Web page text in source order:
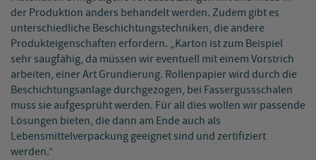
der Produktion anders behandelt werden. Zudem gibt es
unterschiedliche Beschichtungstechniken, die andere
Produkteigenschaften erfordern. „Karton ist zum Beispiel
sehr saugfähig, da müssen wir eventuell mit einem Vorstrich
arbeiten, einer Art Grundierung. Rollenpapier wird durch die
Beschichtungsanlage durchgezogen, bei Fassergussschalen
muss sie aufgesprüht werden. Für all dies wollen wir passende
Lösungen bieten, die dann am Ende auch als
Lebensmittelverpackung geeignet sind und zertifiziert
werden.“